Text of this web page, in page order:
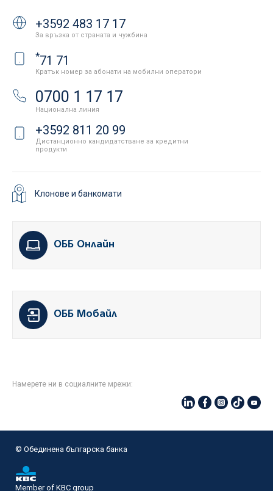
+3592 483 17 17
За връзка от страната и чужбина
*71 71
Кратък номер за абонати на мобилни оператори
0700 1 17 17
Национална линия
+3592 811 20 99
Дистанционно кандидатстване за кредитни
продукти
Клонове и банкомати
ОББ Онлайн
ОББ Мобайл
Намерете ни в социалните мрежи:
© Oбединена българска банка
Member of KBC group